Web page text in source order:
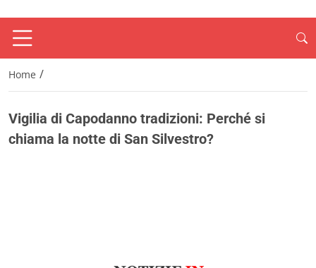
Home /
Vigilia di Capodanno tradizioni: Perché si
chiama la notte di San Silvestro?